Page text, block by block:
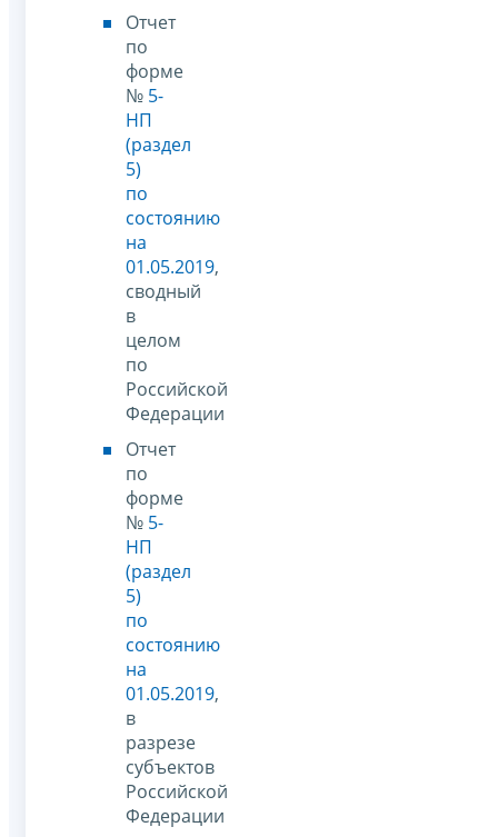
Отчет
по
форме
№ 5-
НП
(раздел
5)
по
состоянию
на
01.05.2019,
сводный
в
целом
по
Российской
Федерации
Отчет
по
форме
№ 5-
НП
(раздел
5)
по
состоянию
на
01.05.2019,
в
разрезе
субъектов
Российской
Федерации